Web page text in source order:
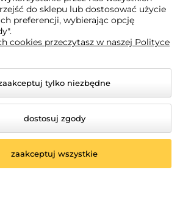
Wszelkie prawa zastrzeżone.
do sklepu lub dostosować użycie
preferencji, wybierając opcję
cookies przeczytasz w naszej Polityce
tylko niezbędne
dostosuj zgody
zaakceptuj wszystkie